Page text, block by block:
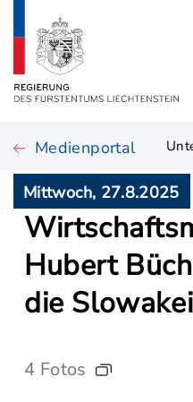
Medienportal
Mittwoch, 27.8.2025
Hubert
die Slowakei
4 Fotos